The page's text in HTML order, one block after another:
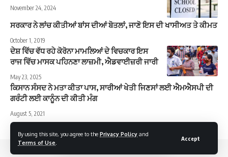
By using this site, you agree to the Privacy Policy and
Terms of Use
Accept
November 24, 2024
ਸਰਕਾਰ ਨੇ ਲਾਂਚ ਕੀਤੀਆਂ ਬਾਂਸ ਦੀਆਂ ਬੋਤਲਾਂ, ਜਾਣੋ ਇਸ ਦੀ ਖਾਸੀਅਤ ਤੇ ਕੀਮਤ
October 1, 2019
ਦੇਸ਼ ਵਿੱਚ ਵੱਧ ਰਹੇ ਕੋਰੋਨਾ ਮਾਮਲਿਆਂ ਦੇ ਵਿਚਕਾਰ ਇਸ
ਰਾਜ ਵਿੱਚ ਮਾਸਕ ਪਹਿਨਣਾ ਲਾਜ਼ਮੀ, ਐਡਵਾਈਜ਼ਰੀ ਜਾਰੀ
May 23, 2025
ਕਿਸਾਨ ਸੰਸਦ ਨੇ ਮਤਾ ਕੀਤਾ ਪਾਸ, ਸਾਰੀਆਂ ਖੇਤੀ ਜਿਣਸਾਂ ਲਈ ਐਮਐਸਪੀ ਦੀ
ਗਰੰਟੀ ਲਈ ਕਾਨੂੰਨ ਦੀ ਕੀਤੀ ਮੰਗ
August 5, 2021